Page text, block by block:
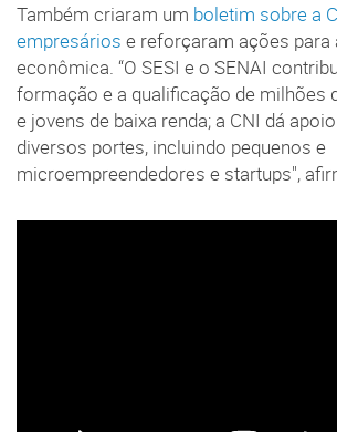
Também criaram um boletim sobre a
empresários e reforçaram ações para
econômica. “O SESI e o SENAI
formação e a qualificação de milhões
e jovens de baixa renda; a CNI dá
diversos portes, incluindo pequenos e
microempreendedores e startups",